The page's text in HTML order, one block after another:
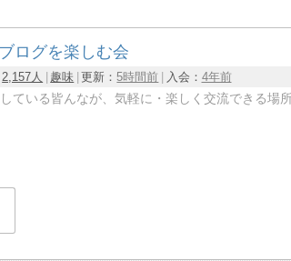
ログを楽しむ会
2,157人 趣味 更新：5時間前 入会： 4年前
ている皆んなが、気軽に・楽しく交流できる場